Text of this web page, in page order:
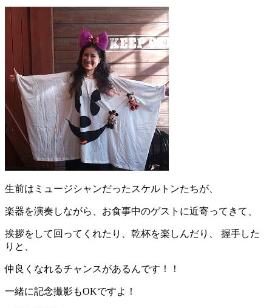
生前はミュージシャンだったスケルトンたちが、
楽器を演奏しながら、お食事中のゲストに近寄ってきて、
挨拶をして回ってくれたり、乾杯を楽しんだり、 握手した
りと、
仲良くなれるチャンスがあるんです！！
一緒に記念撮影もOKですよ！